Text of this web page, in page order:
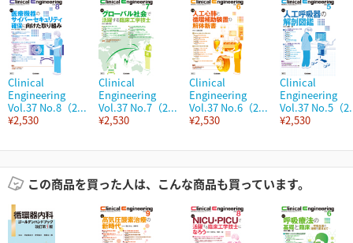
Clinical
Engineering
Vol.37 No.8（2...
¥2,530
Clinical
Engineering
Vol.37 No.7（2...
¥2,530
Clinical
Engineering
Vol.37 No.6（2...
¥2,530
Clinical
Engineering
Vol.37 No.5（
¥2,530
この商品を買った人は、こんな商品も買っています。